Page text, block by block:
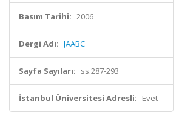
Basım Tarihi: 2006
Dergi Adı: JAABC
Sayfa Sayıları: ss.287-293
İstanbul Üniversitesi Adresli: Evet